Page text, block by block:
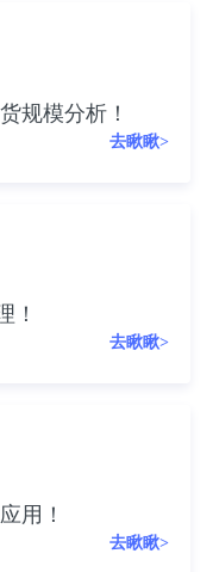
规模分析！
去瞅瞅>
！
去瞅瞅>
用！
去瞅瞅>